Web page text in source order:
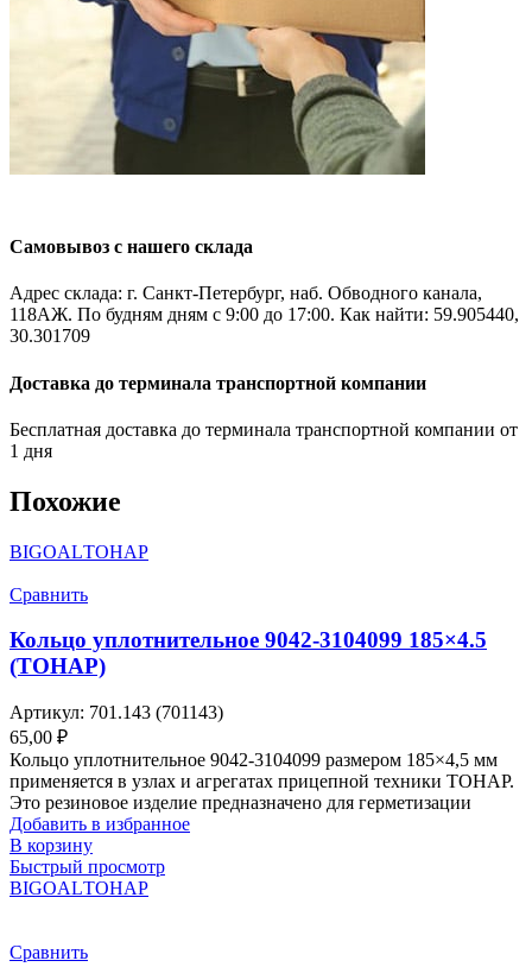
Самовывоз с нашего склада
Адрес склада: г. Санкт-Петербург, наб. Обводного канала,
118АЖ. По будням дням с 9:00 до 17:00. Как найти: 59.905440,
30.301709
Доставка до терминала транспортной компании
Бесплатная доставка до терминала транспортной компании от
1 дня
Похожие
BIGOALТОНАР
Сравнить
Кольцо уплотнительное 9042-3104099 185×4.5
(ТОНАР)
Артикул: 701.143 (701143)
65,00 ₽
Кольцо уплотнительное 9042-3104099 размером 185×4,5 мм
применяется в узлах и агрегатах прицепной техники ТОНАР.
Это резиновое изделие предназначено для герметизации
Добавить в избранное
В корзину
Быстрый просмотр
BIGOALТОНАР
Сравнить